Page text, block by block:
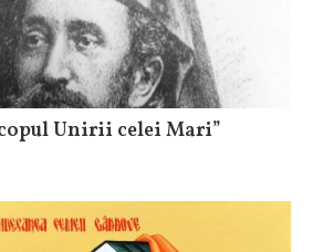
Unirii celei Mari”